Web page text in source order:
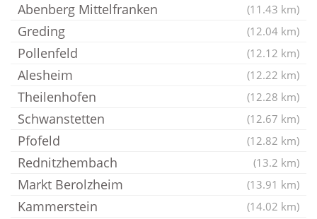
Abenberg Mittelfranken (11.43 km)
Greding (12.04 km)
Pollenfeld (12.12 km)
Alesheim (12.22 km)
Theilenhofen (12.28 km)
Schwanstetten (12.67 km)
Pfofeld (12.82 km)
Rednitzhembach (13.2 km)
Markt Berolzheim (13.91 km)
Kammerstein (14.02 km)